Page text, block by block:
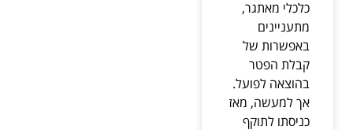
כלכלי מאתגר,
מתעניינים
באפשרות של
קבלת הפטר
בהוצאה לפועל.
אך למעשה, מאז
כניסתו לתוקף